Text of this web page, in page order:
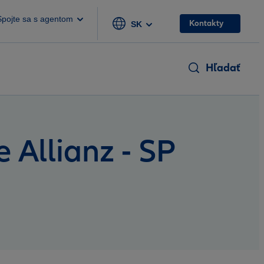
sa s agentom
SK Kontakty
Hľadať
Allianz - SP